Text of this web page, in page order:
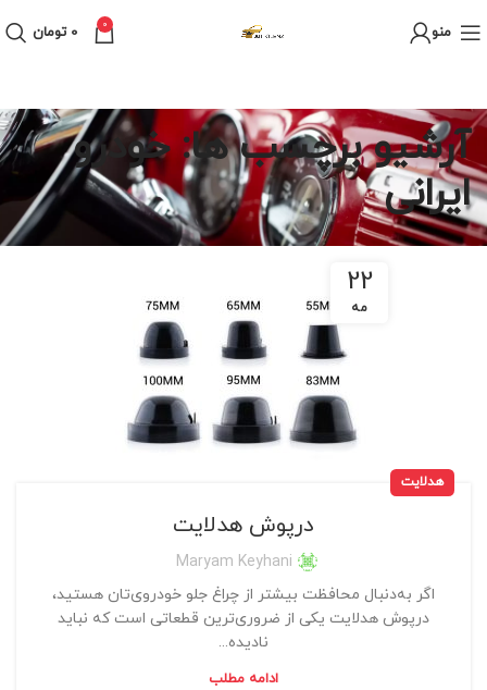
منو 0
0 تومان
آرشیو برچسب ها: خودرو
ایرانی
22
مه
هدلایت
درپوش هدلایت
Maryam Keyhani
اگر به‌دنبال محافظت بیشتر از چراغ جلو خودروی‌تان هستید،
درپوش هدلایت یکی از ضروری‌ترین قطعاتی است که نباید
نادیده...
ادامه مطلب